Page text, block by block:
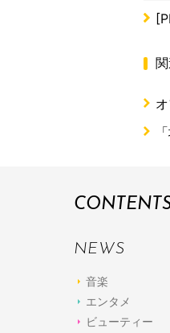
NEWS
音楽
エンタメ
ビューティー